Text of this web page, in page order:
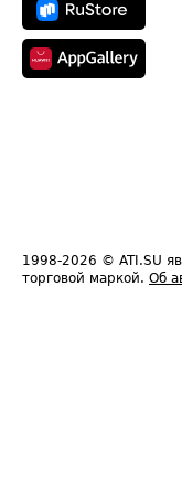
1998-2026 © ATI.SU
торговой маркой. Об